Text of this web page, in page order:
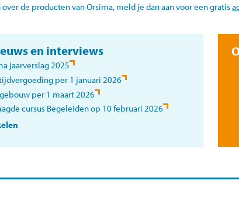
de producten van Orsima, meld je dan aan voor een gratis
en interviews
jaarverslag 2025
per 1 januari 2026
per 1 maart 2026
cursus Begeleiden op 10 februari 2026